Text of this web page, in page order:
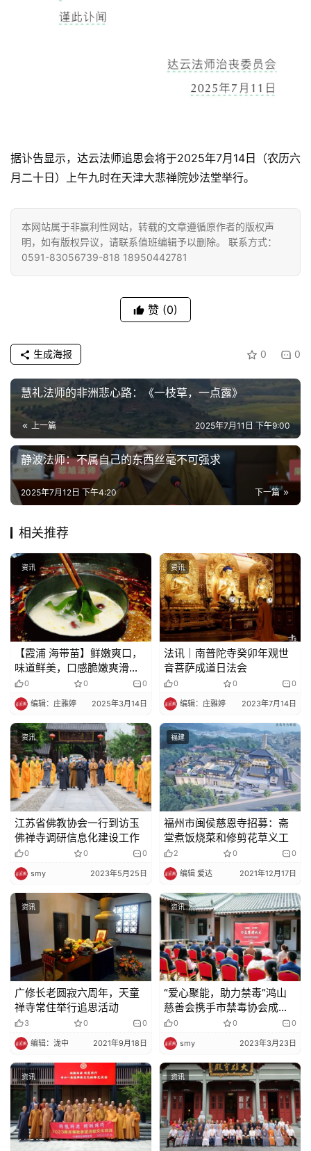
教
人
物
寺
院
巡
礼
纪
录
佛
教
艺
术
政
策
法
规
免
责
声
明
登录 注册
据讣告显示，达云法师追思会将于2025年7月14日（农历六
月二十日）上午九时在天津大悲禅院妙法堂举行。
本网站属于非赢利性网站，转载的文章遵循原作者的版权声
明，如有版权异议，请联系值班编辑予以删除。 联系方式：
0591-83056739-818 18950442781
赞 (0)
0 0
生成海报
慧礼法师的非洲悲心路​​：《一枝草，一点露》
上一篇 2025年7月11日 下午9:00
静波法师：不属自己的东西丝毫不可强求
下一篇
2025年7月12日 下午4:20
相关推荐
资讯
【霞浦 海带苗】鲜嫩爽口，
味道鲜美，口感脆嫩爽滑，
嗨爆味蕾~~低卡百搭，凉拌
菜新宠！钙含量超高，老少
皆宜！
0 0 0
编辑：庄雅婷 2025年3月14日
资讯
法讯｜南普陀寺癸卯年观世
音菩萨成道日法会
0 0 0
编辑：庄雅婷 2023年7月14日
资讯
江苏省佛教协会一行到访玉
佛禅寺调研信息化建设工作
0 0 0
smy 2023年5月25日
福建
福州市闽侯慈恩寺招募：斋
堂煮饭烧菜和修剪花草义工
2 0 0
编辑 爱达 2021年12月17日
资讯
广修长老圆寂六周年，天童
禅寺常住举行追思活动
3 0 0
编辑：泷中 2021年9月18日
资讯
“爱心聚能，助力禁毒”鸿山
慈善会携手市禁毒协会成立
禁毒专项基金
0 0 0
smy 2023年3月23日
资讯 资讯